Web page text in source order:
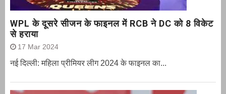
WPL के दूसरे सीजन के फाइनल में RCB ने DC को 8 विकेट
से हराया
17 Mar 2024
नई दिल्ली: महिला प्रीमियर लीग 2024 के फाइनल का...